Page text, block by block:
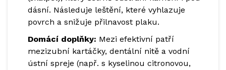
dásní. Následuje leštění, které vyhlazuje
povrch a snižuje přilnavost plaku.
Domácí doplňky: Mezi efektivní patří
mezizubní kartáčky, dentální nitě a vodní
ústní spreje (např. s kyselinou citronovou,